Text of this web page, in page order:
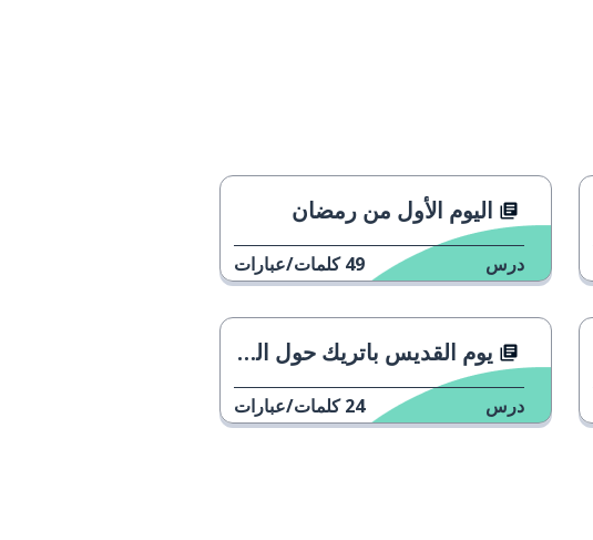
اليوم الأول من رمضان
درس 49 كلمات/عبارات
يوم القديس باتريك حول العالم
درس 24 كلمات/عبارات